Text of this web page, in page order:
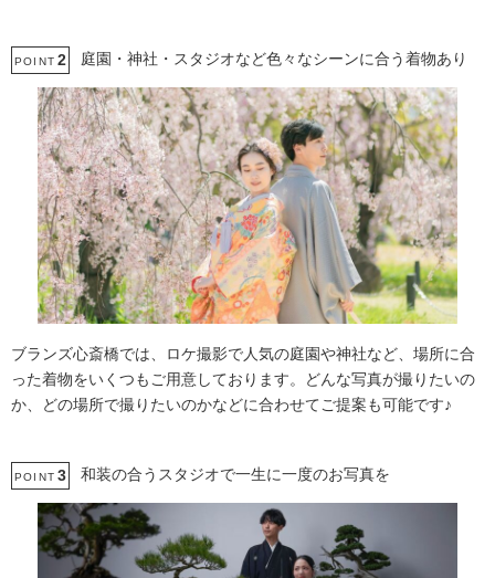
POINT 2 庭園・神社・スタジオなど色々なシーンに合う着物あり
ブランズ心斎橋では、ロケ撮影で人気の庭園や神社など、場所に合
った着物をいくつもご用意しております。どんな写真が撮りたいの
か、どの場所で撮りたいのかなどに合わせてご提案も可能です♪
POINT 3 和装の合うスタジオで一生に一度のお写真を